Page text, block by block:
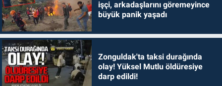
işçi, arkadaşlarını göremeyince
büyük panik yaşadı
Zonguldak'ta taksi durağında
olay! Yüksel Mutlu öldüresiye
darp edildi!